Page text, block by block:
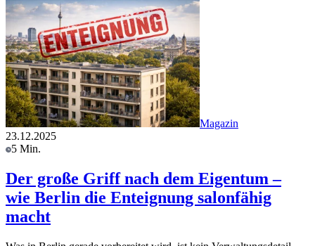
Magazin
23.12.2025
5 Min.
Der große Griff nach dem Eigentum –
wie Berlin die Enteignung salonfähig
macht